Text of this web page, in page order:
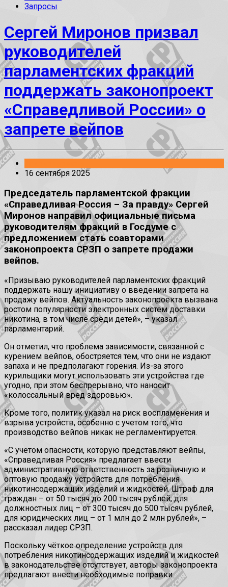
Запросы
Сергей Миронов призвал
руководителей
парламентских фракций
поддержать законопроект
«Справедливой России» о
запрете вейпов
16 сентября 2025
Председатель парламентской фракции
«Справедливая Россия – За правду» Сергей
Миронов направил официальные письма
руководителям фракций в Госдуме с
предложением стать соавторами
законопроекта СРЗП о запрете продажи
вейпов.
«Призываю руководителей парламентских фракций
поддержать нашу инициативу о введении запрета на
продажу вейпов. Актуальность законопроекта вызвана
ростом популярности электронных систем доставки
никотина, в том числе среди детей», – указал
парламентарий.
Он отметил, что проблема зависимости, связанной с
курением вейпов, обостряется тем, что они не издают
запаха и не предполагают горения. Из-за этого
курильщики могут использовать эти устройства где
угодно, при этом беспрерывно, что наносит
«колоссальный вред здоровью».
Кроме того, политик указал на риск воспламенения и
взрыва устройств, особенно с учетом того, что
производство вейпов никак не регламентируется.
«С учетом опасности, которую представляют вейпы,
«Справедливая Россия» предлагает ввести
административную ответственность за розничную и
оптовую продажу устройств для потребления
никотинсодержащих изделий и жидкостей. Штраф для
граждан – от 50 тысяч до 200 тысяч рублей, для
должностных лиц – от 300 тысяч до 500 тысяч рублей,
для юридических лиц – от 1 млн до 2 млн рублей», –
рассказал лидер СРЗП.
Поскольку чёткое определение устройств для
потребления никотинсодержащих изделий и жидкостей
в законодательстве отсутствует, авторы законопроекта
предлагают внести необходимые поправки.